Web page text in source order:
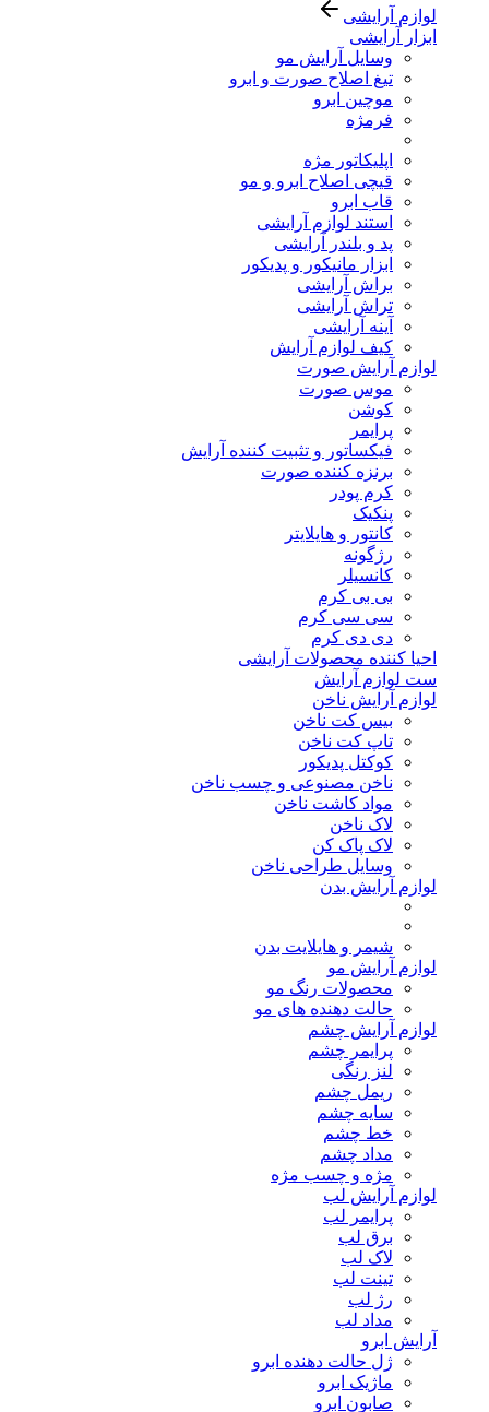
لوازم آرایشی
ابزار آرایشی
وسایل آرایش مو
تیغ اصلاح صورت و ابرو
موچین ابرو
فرمژه
اپلیکاتور مژه
قیچی اصلاح ابرو و مو
قاب ابرو
استند لوازم آرایشی
پد و بلندر آرایشی
ابزار مانیکور و پدیکور
براش آرایشی
تراش آرایشی
آینه آرایشی
کیف لوازم آرایش
لوازم آرایش صورت
موس صورت
کوشن
پرایمر
فیکساتور و تثبیت کننده آرایش
برنزه کننده صورت
کرم پودر
پنکیک
کانتور و هایلایتر
رژگونه
کانسیلر
بی بی کرم
سی سی کرم
دی دی کرم
احیا کننده محصولات آرایشی
ست لوازم آرایش
لوازم آرایش ناخن
بیس کت ناخن
تاپ کت ناخن
کوکتل پدیکور
ناخن مصنوعی و چسب ناخن
مواد کاشت ناخن
لاک ناخن
لاک پاک کن
وسایل طراحی ناخن
لوازم آرایش بدن
شیمر و هایلایت بدن
لوازم آرایش مو
محصولات رنگ مو
حالت دهنده های مو
لوازم آرایش چشم
پرایمر چشم
لنز رنگی
ریمل چشم
سایه چشم
خط چشم
مداد چشم
مژه و چسب مژه
لوازم آرایش لب
پرایمر لب
برق لب
لاک لب
تینت لب
رژ لب
مداد لب
آرایش ابرو
ژل حالت دهنده ابرو
ماژیک ابرو
صابون ابرو